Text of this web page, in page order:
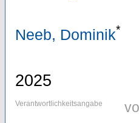
Neeb, Dominik*
2025
Verantwortlichkeitsangabe